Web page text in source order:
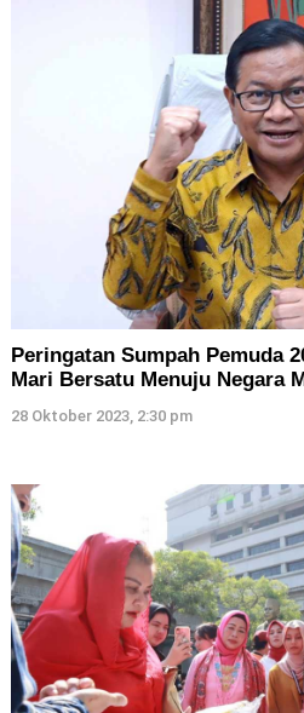
Peringatan Sumpah Pemuda
Mari Bersatu Menuju Negara
28 Oktober 2023, 2:30 pm